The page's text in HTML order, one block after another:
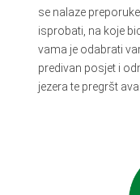
se nalaze
isprobati, na koje
vama je odabrati
predivan posjet i
jezera te pregršt